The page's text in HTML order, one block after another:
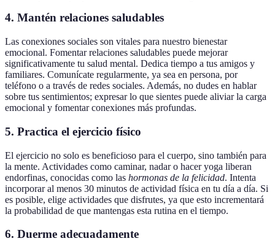
4. Mantén relaciones saludables
Las conexiones sociales son vitales para nuestro bienestar
emocional. Fomentar relaciones saludables puede mejorar
significativamente tu salud mental. Dedica tiempo a tus amigos y
familiares. Comunícate regularmente, ya sea en persona, por
teléfono o a través de redes sociales. Además, no dudes en hablar
sobre tus sentimientos; expresar lo que sientes puede aliviar la carga
emocional y fomentar conexiones más profundas.
5. Practica el ejercicio físico
El ejercicio no solo es beneficioso para el cuerpo, sino también para
la mente. Actividades como caminar, nadar o hacer yoga liberan
endorfinas, conocidas como las hormonas de la felicidad. Intenta
incorporar al menos 30 minutos de actividad física en tu día a día. Si
es posible, elige actividades que disfrutes, ya que esto incrementará
la probabilidad de que mantengas esta rutina en el tiempo.
6. Duerme adecuadamente